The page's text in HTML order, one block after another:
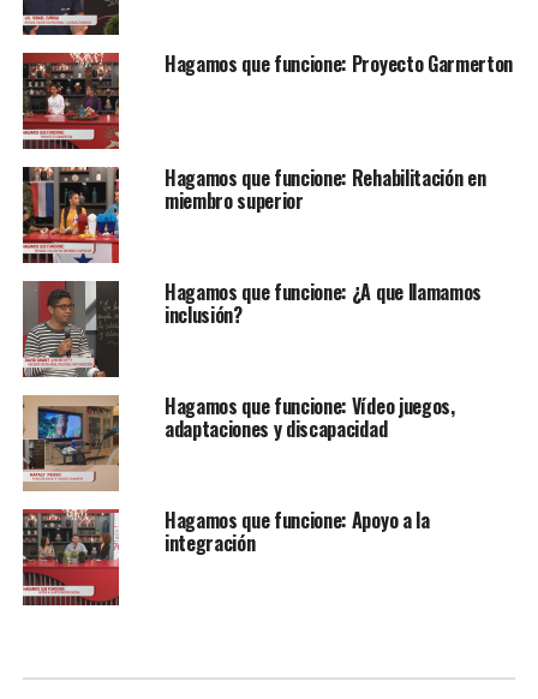
Hagamos que funcione: Proyecto Garmerton
Hagamos que funcione: Rehabilitación en
miembro superior
Hagamos que funcione: ¿A que llamamos
inclusión?
Hagamos que funcione: Vídeo juegos,
adaptaciones y discapacidad
Hagamos que funcione: Apoyo a la
integración